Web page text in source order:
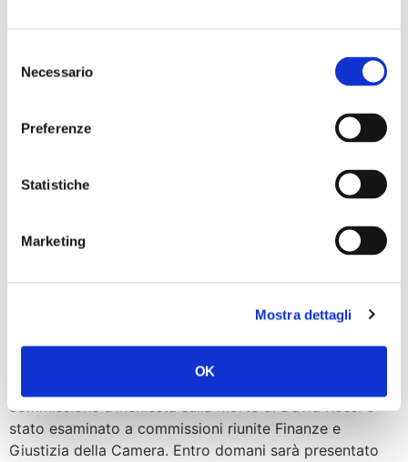
delNecessario
Preferenze
Statistiche
Marketing
Mostra dettagli
OK
“Non possiamo non raccogliere l’allarme sulla crisi del
settore alberghiero lanciato da Bernabò Bocca. Il
presidente di Federalberghi, in un’intervista rilasciata
oggi, fornisce dati preoccupanti che certificano la crisi
alberghi che non hanno riaperto dopo il lockdown. È
occupato solo il 20% delle camere, mentre nel […]
Morte David Rossi,
inchiesta lavorerà per fare
giustizia
commissione d’inchiesta sulla morte di David Rossi è
stato esaminato a commissioni riunite Finanze e
Giustizia della Camera. Entro domani sarà presentato